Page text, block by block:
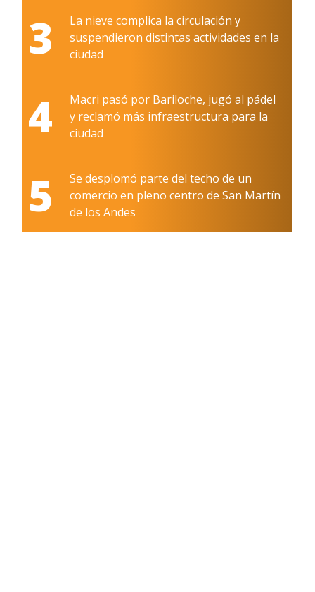
3
La nieve complica la circulación y
suspendieron distintas actividades en la
ciudad
4
Macri pasó por Bariloche, jugó al pádel
y reclamó más infraestructura para la
ciudad
5
Se desplomó parte del techo de un
comercio en pleno centro de San Martín
de los Andes